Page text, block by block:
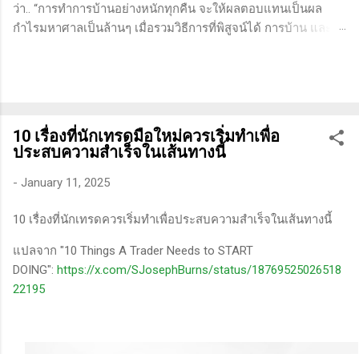
ว่า.. “การทำการบ้านอย่างหนักทุกคืน จะให้ผลตอบแทนเป็นผล
กำไรมหาศาลเป็นล้านๆ เมื่อรวมวิธีการที่พิสูจน์ได้ การบ้าน และ
ในอนาคต การลงรายละเอียดในการวิเคราะห์นี้จะช่วยให้คุณ
สามารถเข้าใจตลาดและรู้จักจังหวะที่เหมาะสมในการเข้าเทรด . -
วิธีการที่พิสูจน์แล้วว่าทำเงินได้จริงและทำซ้ำได้ตลอด (Method):
การมีระบบหรือกลยุทธ์ที่ชัดเจนในการเทรดเป็นสิ่งสำคัญ เพราะจะ
ใช้ได้เมื่อตลาดมีการเปลี่ยนแปลง . - ความอดทน (Patience): การ
อดทนช่วยให้คุณสามารถทนต่อความผันผวนของตลาดและรอคอย
จังหวะที่ดี...
10 เรื่องที่นักเทรดมือใหม่ควรเริ่มทำเพื่อ
ประสบความสำเร็จในเส้นทางนี้
- January 11, 2025
10 เรื่องที่นักเทรดควรเริ่มทำเพื่อประสบความสำเร็จในเส้นทางนี้
แปลจาก "10 Things A Trader Needs to START
DOING": https://x.com/SJosephBurns/status/18769525026518
22195